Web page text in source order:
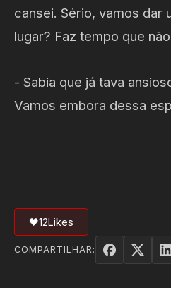
cansei. Sério, vamos dar
lugar? Faz tempo que
- Sabia que já tava
Vamos embora dessa
🖤12Likes
COMPARTILHAR: